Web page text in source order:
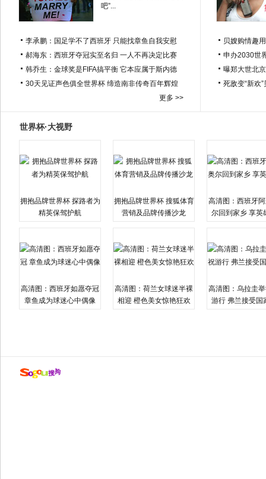
吧”...
李承鹏：国足学不了西班牙 只能找章鱼自我安慰
郝海东：西班牙夺冠实至名归 一人不再决定比赛
韩乔生：金球奖是FIFA搞平衡 它本应属于斯内德
30天见证声色俱全世界杯 缔造南非传奇百年辉煌
更多 >>
贝嫂购情趣
申办2030世
曝郑大世北
死敌变“新欢
世界杯·大视野
拥抱品牌世界杯 探路者为
精英保驾护航
拥抱品牌世界杯 搜狐体育
营销及品牌传播沙龙
高清图：西班牙
尔回到家乡 享英
高清图：西班牙如愿夺冠
章鱼成为球迷心中偶像
高清图：荷兰女球迷半裸
相迎 橙色美女惊艳狂欢
高清图：乌拉圭
游行 弗兰接受国